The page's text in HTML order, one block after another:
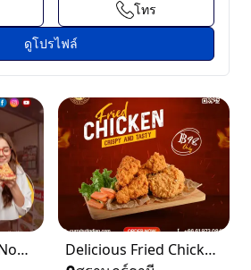
โทร
ดูโปรไฟล์
Enjoy 10% OFF at Noori India – Best Indian Restaurant in Koh Samui
Delicious Fried Chicken at Curry Hut, Thailand